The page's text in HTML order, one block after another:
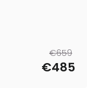
Parastā
cena
€659
Pārdošanas
cena€485